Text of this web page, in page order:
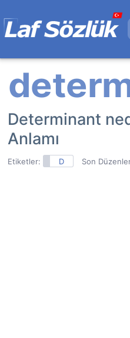
Determinant
Anlamı
Etiketler: D Son